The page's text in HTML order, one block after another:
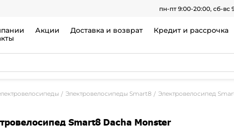
пн-пт 9:00-20:00, сб-вс
Акции Доставка и возврат Кредит и рассрочка
Электровелосипеды Smart8 Электровелосипед
Smart8 Dacha Monster